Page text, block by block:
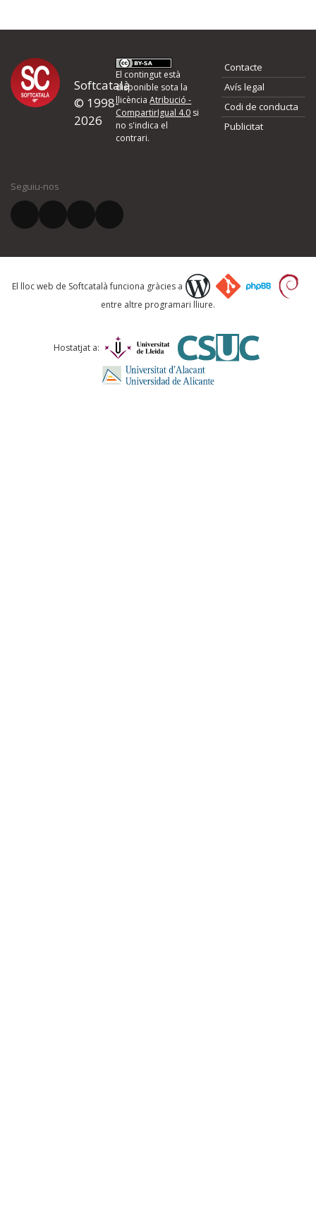
Softcatalà
© 1998-
2026
El contingut està
disponible sota la
llicènciaAtribució -
CompartirIgual 4.0 si
no s'indica el
contrari.
Contacte
Avís legal
Codi de conducta
Publicitat
Seguiu-nos
El lloc web de Softcatalà funciona gràcies a
entre altre programari lliure.
Hostatjat a: